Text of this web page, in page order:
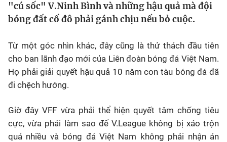
Chân dung
Bóng đá
Các môn khác
"cú sốc" V.Ninh Bình và những hậu quả mà đội
bóng đất cố đô phải gánh chịu nếu bỏ cuộc.
Từ một góc nhìn khác, đây cũng là thử thách đầu tiên
cho ban lãnh đạo mới của Liên đoàn bóng đá Việt Nam.
Họ phải giải quyết hậu quả 10 năm con tàu bóng đá đã
đi chệch hướng.
Giờ đây VFF vừa phải thể hiện quyết tâm chống tiêu
cực, vừa phải làm sao để V.League không bị xáo trộn
quá nhiều và bóng đá Việt Nam không phải nhận án